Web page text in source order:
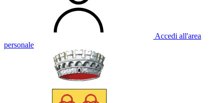
Accedi all'area
personale